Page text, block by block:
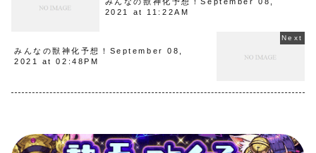
2021 at 11:22AM
みんなの獣神化予想！September 08,
2021 at 02:48PM